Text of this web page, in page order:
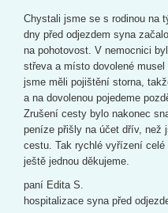
Chystali jsme se s rodinou na
dny před odjezdem syna
na pohotovost. V nemocnici
střeva a místo dovolené
jsme měli pojištění storna,
a na dovolenou pojedeme
Zrušení cesty bylo nakonec
peníze přišly na účet dřív, než
cestu. Tak rychlé vyřízení
ještě jednou děkujeme.
paní Edita S.
hospitalizace syna před